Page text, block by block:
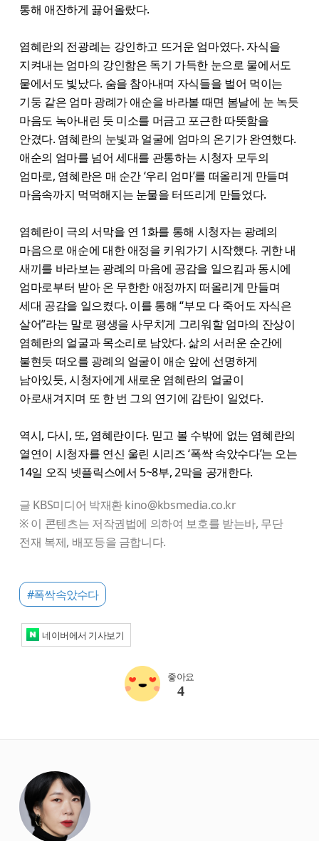
통해 애잔하게 끓어올랐다.
염혜란의 전광례는 강인하고 뜨거운 엄마였다. 자식을
지켜내는 엄마의 강인함은 독기 가득한 눈으로 물에서도
뭍에서도 빛났다. 숨을 참아내며 자식들을 벌어 먹이는
기둥 같은 엄마 광례가 애순을 바라볼 때면 봄날에 눈 녹듯
마음도 녹아내린 듯 미소를 머금고 포근한 따뜻함을
안겼다. 염혜란의 눈빛과 얼굴에 엄마의 온기가 완연했다.
애순의 엄마를 넘어 세대를 관통하는 시청자 모두의
엄마로, 염혜란은 매 순간 ‘우리 엄마’를 떠올리게 만들며
마음속까지 먹먹해지는 눈물을 터뜨리게 만들었다.
염혜란이 극의 서막을 연 1화를 통해 시청자는 광례의
마음으로 애순에 대한 애정을 키워가기 시작했다. 귀한 내
새끼를 바라보는 광례의 마음에 공감을 일으킴과 동시에
엄마로부터 받아 온 무한한 애정까지 떠올리게 만들며
세대 공감을 일으켰다. 이를 통해 “부모 다 죽어도 자식은
살어”라는 말로 평생을 사무치게 그리워할 엄마의 잔상이
염혜란의 얼굴과 목소리로 남았다. 삶의 서러운 순간에
불현듯 떠오를 광례의 얼굴이 애순 앞에 선명하게
남아있듯, 시청자에게 새로운 염혜란의 얼굴이
아로새겨지며 또 한 번 그의 연기에 감탄이 일었다.
역시, 다시, 또, 염혜란이다. 믿고 볼 수밖에 없는 염혜란의
열연이 시청자를 연신 울린 시리즈 ‘폭싹 속았수다’는 오는
14일 오직 넷플릭스에서 5~8부, 2막을 공개한다.
글 KBS미디어 박재환 kino@kbsmedia.co.kr
※ 이 콘텐츠는 저작권법에 의하여 보호를 받는바, 무단
전재 복제, 배포등을 금합니다.
#폭싹속았수다
네이버에서 기사보기
좋아요
4